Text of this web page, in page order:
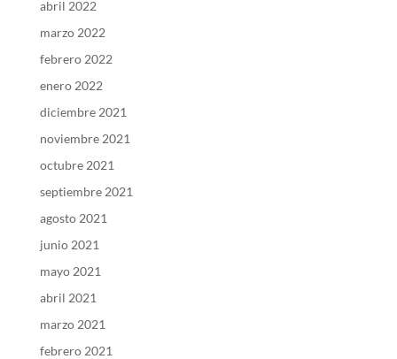
abril 2022
marzo 2022
febrero 2022
enero 2022
diciembre 2021
noviembre 2021
octubre 2021
septiembre 2021
agosto 2021
junio 2021
mayo 2021
abril 2021
marzo 2021
febrero 2021